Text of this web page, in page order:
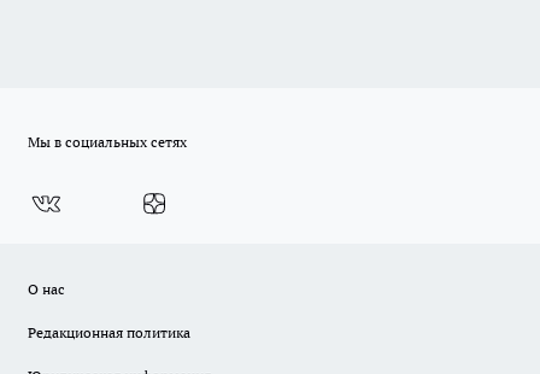
Мы в социальных сетях
О нас
Редакционная политика